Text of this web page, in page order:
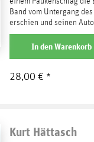
Band vom Untergang
erschien und seinen
Werk gilt bis heute als...
weiterlesen
In denWarenkorb
28,00 € *
Kurt Hättasch